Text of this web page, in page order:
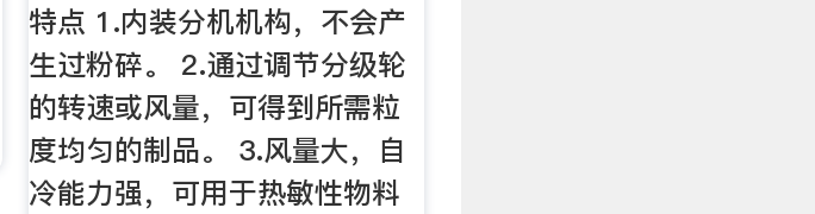
特点 1.内装分机机构，不会产
生过粉碎。 2.通过调节分级轮
的转速或风量，可得到所需粒
度均匀的制品。 3.风量大，自
冷能力强，可用于热敏性物料